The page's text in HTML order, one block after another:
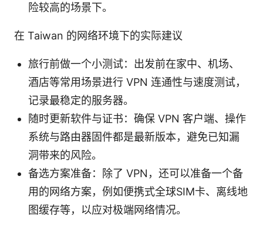
险较高的场景下。
在 Taiwan 的网络环境下的实际建议
旅行前做一个小测试：出发前在家中、机场、
酒店等常用场景进行 VPN 连通性与速度测试，
记录最稳定的服务器。
随时更新软件与证书：确保 VPN 客户端、操作
系统与路由器固件都是最新版本，避免已知漏
洞带来的风险。
备选方案准备：除了 VPN，还可以准备一个备
用的网络方案，例如便携式全球SIM卡、离线地
图缓存等，以应对极端网络情况。